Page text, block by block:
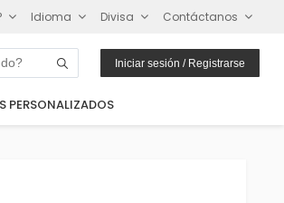
Idioma Divisa Contáctanos
Iniciar sesión / Registrarse
PERSONALIZADOS